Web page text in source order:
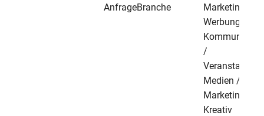
AnfrageBranche
Marketing /
Werbung /
/
Medien /
Marketing &
Kreativ